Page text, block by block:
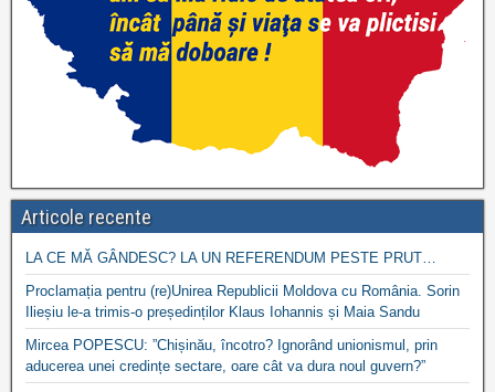
Articole recente
LA CE MĂ GÂNDESC? LA UN REFERENDUM PESTE PRUT…
Proclamația pentru (re)Unirea Republicii Moldova cu România. Sorin
Ilieșiu le-a trimis-o președinților Klaus Iohannis și Maia Sandu
Mircea POPESCU: ”Chișinău, încotro? Ignorând unionismul, prin
aducerea unei credințe sectare, oare cât va dura noul guvern?”